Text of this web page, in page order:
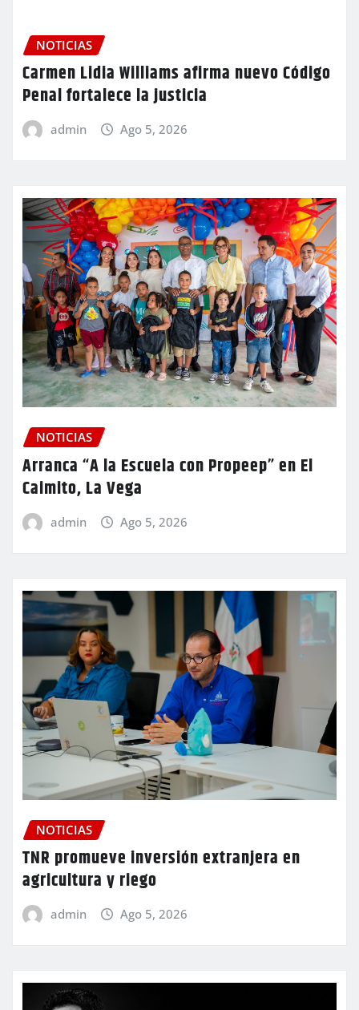
NOTICIAS
Carmen Lidia Williams afirma nuevo Código
Penal fortalece la justicia
admin Ago 5, 2026
NOTICIAS
Arranca “A la Escuela con Propeep” en El
Caimito, La Vega
admin Ago 5, 2026
NOTICIAS
TNR promueve inversión extranjera en
agricultura y riego
admin Ago 5, 2026